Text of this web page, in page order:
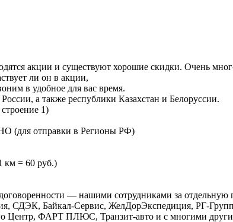
акции и существуют хорошие скидки. Очень
ли он в акции,
в удобное для вас время.
а также республики Казахстан и Белоруссии.
1)
(для отправки в Регионы РФ)
км = 60 руб.)
— нашими сотрудниками за отдельную
Байкал-Сервис, ЖелДорЭкспедиция, РГ-
Центр, ФАРТ ПЛЮС, Транзит-авто и с многими